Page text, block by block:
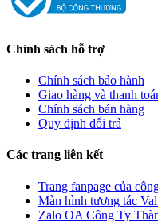
Chính sách hỗ trợ
Chính sách bảo hành
Giao hàng và thanh
Chính sách bán hàng
Quy định đổi trả
Các trang liên kết
Trang fanpage của
Màn hình tương tác
Zalo OA Công Ty